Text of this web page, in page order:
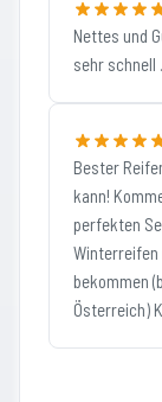
Nettes und
sehr schnell .
Bester
kann!
perfekten
Winterreifen
bekommen
Österreich)